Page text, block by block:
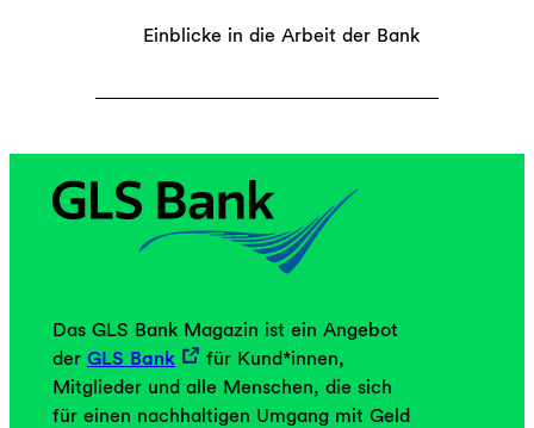
Einblicke in die Arbeit der Bank
Das GLS Bank Magazin ist ein Angebot
der GLS Bank
für Kund*innen,
Mitglieder und alle Menschen, die sich
für einen nachhaltigen Umgang mit Geld